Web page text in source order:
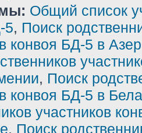
Общий список
5, Поиск
конвоя БД-5 в
, Поиск
конвоя БД-5 в
участников
, Поиск